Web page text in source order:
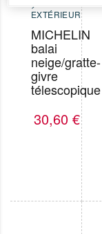
>
EXTÉRIEUR
MICHELIN
balai
neige/gratte-
givre
télescopique
30,60 €